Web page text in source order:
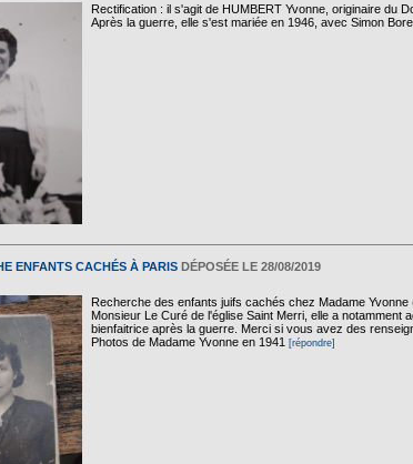
Rectification : il s'agit de HUMBERT Yvonne, originaire du
Après la guerre, elle s'est mariée en 1946, avec Simon
ENFANTS CACHÉS À PARIS DÉPOSÉE LE 28/08/2019
Recherche des enfants juifs cachés chez Madame
Monsieur Le Curé de l'église Saint Merri, elle a
bienfaitrice après la guerre. Merci si vous avez des
Photos de Madame Yvonne en 1941 [répondre]